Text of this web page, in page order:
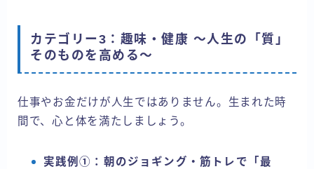
カテゴリー3：趣味・健康 〜人生の「質」
そのものを高める〜
仕事やお金だけが人生ではありません。生まれた時
間で、心と体を満たしましょう。
実践例①：朝のジョギング・筋トレで「最